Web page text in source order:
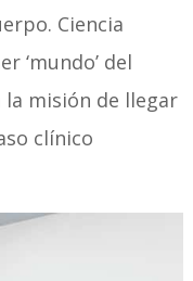
Ciencia
‘mundo’ del
misión de llegar
clínico